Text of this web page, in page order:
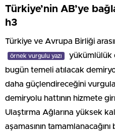
Türkiye’nin AB’ye
h3
Türkiye ve Avrupa Birliği
örnek vurgulu yazı
yükümlülük
bugün temeli atılacak
daha güçlendireceğini
demiryolu hattının hizmete
Ulaştırma Ağlarına yüksek
aşamasının